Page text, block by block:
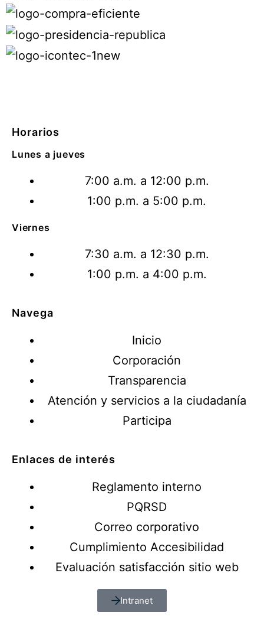
Horarios
Lunes a jueves
7:00 a.m. a 12:00 p.m.
1:00 p.m. a 5:00 p.m.
Viernes
7:30 a.m. a 12:30 p.m.
1:00 p.m. a 4:00 p.m.
Navega
Inicio
Corporación
Transparencia
Atención y servicios a la ciudadanía
Participa
Enlaces de interés
Reglamento interno
PQRSD
Correo corporativo
Cumplimiento Accesibilidad
Evaluación satisfacción sitio web
Intranet